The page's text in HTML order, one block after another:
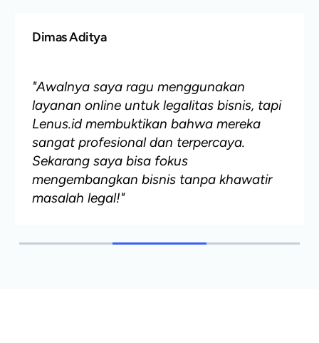
Dimas Aditya
"Awalnya saya ragu menggunakan
layanan online untuk legalitas bisnis, tapi
Lenus.id membuktikan bahwa mereka
sangat profesional dan terpercaya.
Sekarang saya bisa fokus
mengembangkan bisnis tanpa khawatir
masalah legal!"